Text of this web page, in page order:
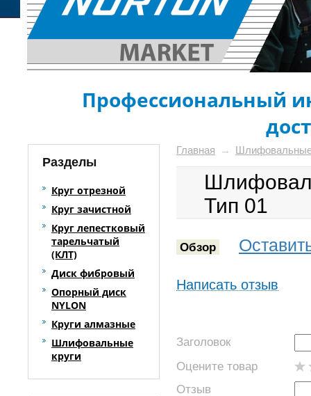
Профессиональный
Разделы
Круг отрезной
Круг зачистной
Круг лепестковый
тарельчатый
(КЛТ)
Диск фибровый
Опорный диск
NYLON
Круги алмазные
Шлифовальные
круги
Главная → Шлифовальные
Тип 01
Обзор
Написать отзыв
Заголовок
Оцените товар
Отзыв